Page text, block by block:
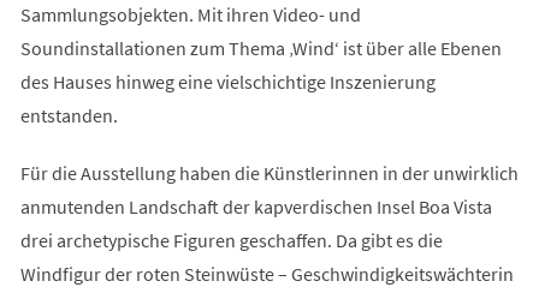
Sammlungsobjekten. Mit ihren Video- und
Soundinstallationen zum Thema ‚Wind‘ ist über alle Ebenen
des Hauses hinweg eine vielschichtige Inszenierung
entstanden.
Für die Ausstellung haben die Künstlerinnen in der unwirklich
anmutenden Landschaft der kapverdischen Insel Boa Vista
drei archetypische Figuren geschaffen. Da gibt es die
Windfigur der roten Steinwüste – Geschwindigkeitswächterin